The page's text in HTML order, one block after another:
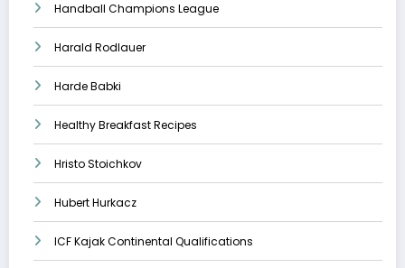
Handball Champions League
Harald Rodlauer
Harde Babki
Healthy Breakfast Recipes
Hristo Stoichkov
Hubert Hurkacz
ICF Kajak Continental Qualifications